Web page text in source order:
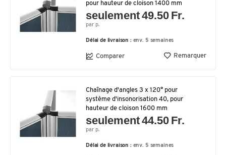
pour hauteur de cloison 1400 mm
seulement 49.50 Fr.
par p.
Délai de livraison : env. 5 semaines
Comparer Remarquer
Chaînage d'angles 3 x 120° pour
système d'insonorisation 40, pour
hauteur de cloison 1600 mm
seulement 44.50 Fr.
par p.
Délai de livraison : env. 5 semaines